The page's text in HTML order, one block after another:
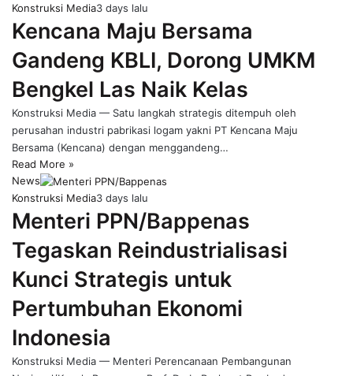
Konstruksi Media3 days lalu
Kencana Maju Bersama
Gandeng KBLI, Dorong UMKM
Bengkel Las Naik Kelas
Konstruksi Media — Satu langkah strategis ditempuh oleh
perusahan industri pabrikasi logam yakni PT Kencana Maju
Bersama (Kencana) dengan menggandeng…
Read More »
News
Konstruksi Media3 days lalu
Menteri PPN/Bappenas
Tegaskan Reindustrialisasi
Kunci Strategis untuk
Pertumbuhan Ekonomi
Indonesia
Konstruksi Media — Menteri Perencanaan Pembangunan